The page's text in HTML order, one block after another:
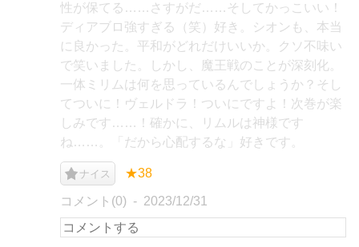
性が保てる……さすがだ……そしてかっこいい！
ディアブロ強すぎる（笑）好き。シオンも、本当
に良かった。平和がどれだけいいか。クソ不味い
で笑いました。しかし、魔王戦のことが深刻化。
一体ミリムは何を思っているんでしょうか？そし
てついに！ヴェルドラ！ついにですよ！次巻が楽
しみです……！確かに、リムルは神様です
ね……。「だから心配するな」好きです。
ナイス ★38
コメント(0) 2023/12/31